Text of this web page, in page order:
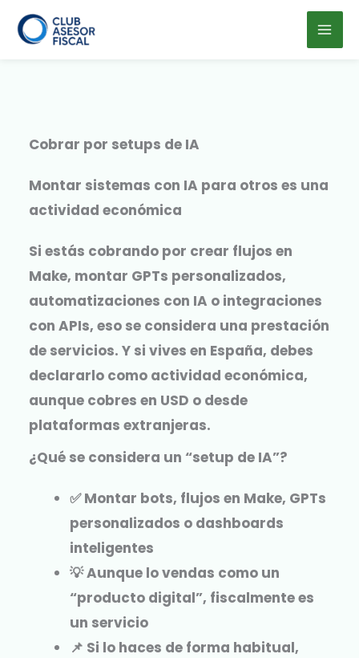
Cobrar por setups de IA
Montar sistemas con IA para otros es una
actividad económica
Si estás cobrando por crear flujos en
Make, montar GPTs personalizados,
automatizaciones con IA o integraciones
con APIs, eso se considera una prestación
de servicios. Y si vives en España, debes
declararlo como actividad económica,
aunque cobres en USD o desde
plataformas extranjeras.
¿Qué se considera un “setup de IA”?
✅ Montar bots, flujos en Make, GPTs
personalizados o dashboards
inteligentes
💡 Aunque lo vendas como un
“producto digital”, fiscalmente es
un servicio
📌 Si lo haces de forma habitual,